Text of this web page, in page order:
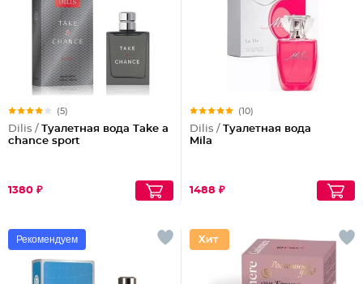
(5)
Dilis / Туалетная вода Take a
chance sport
1380 ₽
(10)
Dilis / Туалетная вода
Mila
1488 ₽
Рекомендуем